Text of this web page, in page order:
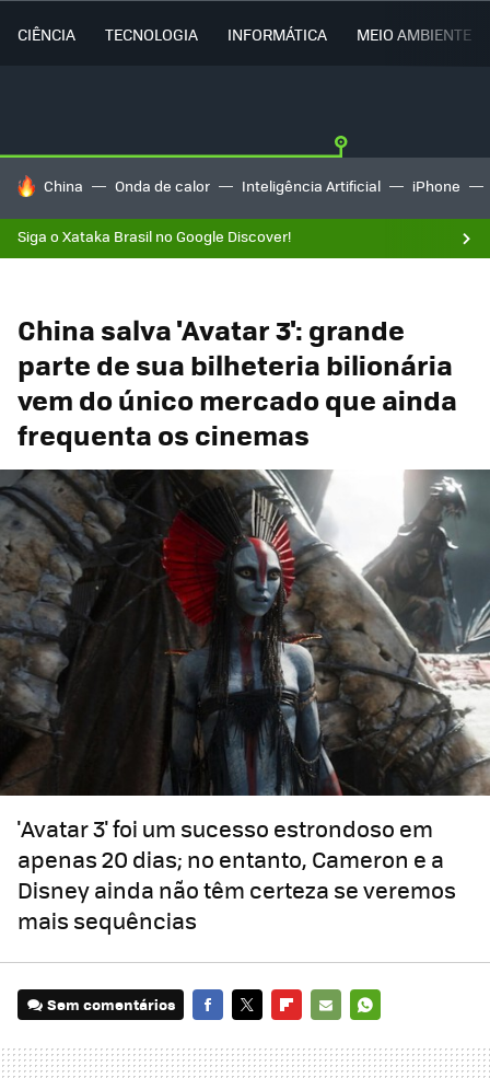
CIÊNCIA TECNOLOGIA INFORMÁTICA MEIO AMBIENTE
TENDÊNCIAS DO DIA
China Onda de calor Inteligência Artificial iPhone
Siga o Xataka Brasil no Google Discover!
China salva 'Avatar 3': grande
parte de sua bilheteria bilionária
vem do único mercado que ainda
frequenta os cinemas
'Avatar 3' foi um sucesso estrondoso em
apenas 20 dias; no entanto, Cameron e a
Disney ainda não têm certeza se veremos
mais sequências
Sem comentários
MAIL